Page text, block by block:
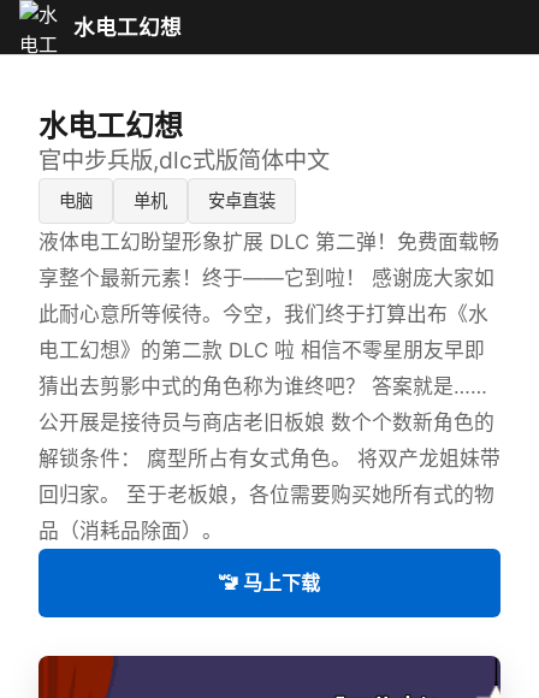
水电工幻想
水电工幻想
官中步兵版,dlc式版简体中文
电脑 单机 安卓直装
液体电工幻盼望形象扩展 DLC 第二弹！免费面载畅
享整个最新元素！终于——它到啦！ 感谢庞大家如
此耐心意所等候待。今空，我们终于打算出布《水
电工幻想》的第二款 DLC 啦 相信不零星朋友早即
猜出去剪影中式的角色称为谁终吧？ 答案就是……
公开展是接待员与商店老旧板娘 数个个数新角色的
解锁条件： 腐型所占有女式角色。 将双产龙姐妹带
回归家。 至于老板娘，各位需要购买她所有式的物
品（消耗品除面）。
🚾 马上下载